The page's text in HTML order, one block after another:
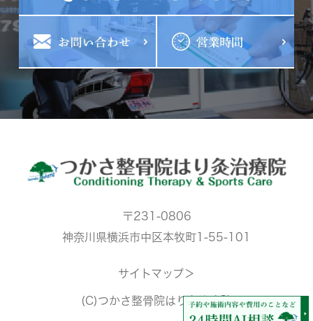
〒231-0806
神奈川県横浜市中区本牧町1-55-101
サイトマップ＞
(C)つかさ整骨院はり灸治療院